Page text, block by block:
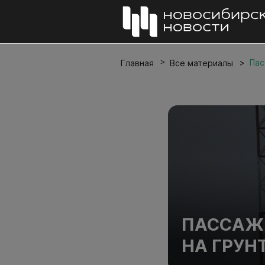
Главная Все материалы
НА